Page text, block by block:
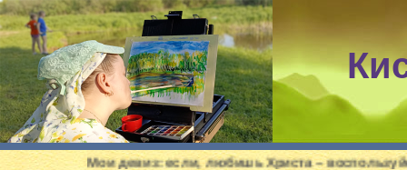
девиз: если, любишь Христа – воспользуйся всеми